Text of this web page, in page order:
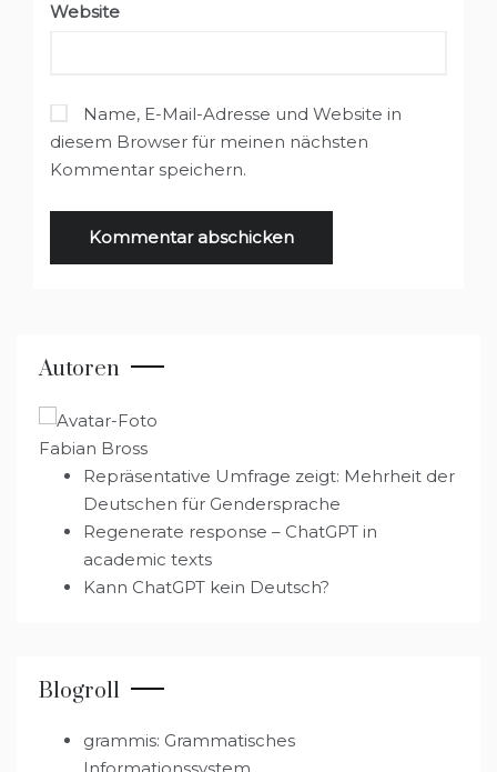
Website
Name, E-Mail-Adresse und Website in
diesem Browser für meinen nächsten
Kommentar speichern.
Autoren
Fabian Bross
Repräsentative Umfrage zeigt: Mehrheit der
Deutschen für Gendersprache
Regenerate response – ChatGPT in
academic texts
Kann ChatGPT kein Deutsch?
Blogroll
grammis: Grammatisches